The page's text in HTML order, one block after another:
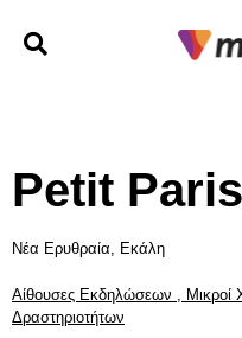
Petit
Νέα Ερυθραία, Εκάλη
Αίθουσες Εκδηλώσεων , Μικροί
Δραστηριοτήτων